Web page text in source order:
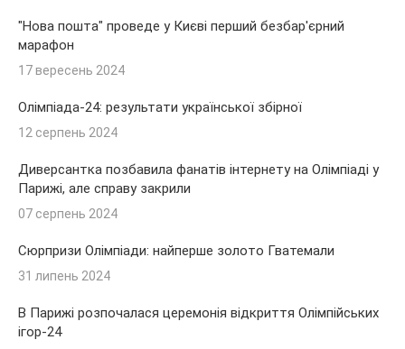
"Нова пошта" проведе у Києві перший безбар'єрний
марафон
17 вересень 2024
Олімпіада-24: результати української збірної
12 серпень 2024
Диверсантка позбавила фанатів інтернету на Олімпіаді у
Парижі, але справу закрили
07 серпень 2024
Сюрпризи Олімпіади: найперше золото Гватемали
31 липень 2024
В Парижі розпочалася церемонія відкриття Олімпійських
ігор-24